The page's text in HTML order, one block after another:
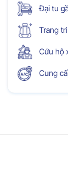
Đại tu
Trang
Cứu hộ
Cung